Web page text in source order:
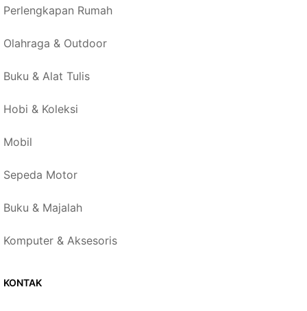
Perlengkapan Rumah
Olahraga & Outdoor
Buku & Alat Tulis
Hobi & Koleksi
Mobil
Sepeda Motor
Buku & Majalah
Komputer & Aksesoris
KONTAK